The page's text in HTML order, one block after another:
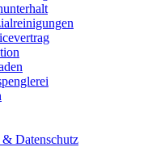
& Datenschutz